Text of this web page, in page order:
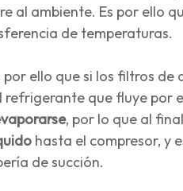
al ambiente. Es por ello
de temperaturas.
ello que si los filtros de
que fluye por
, por lo que al
hasta el compresor, y
de succión.